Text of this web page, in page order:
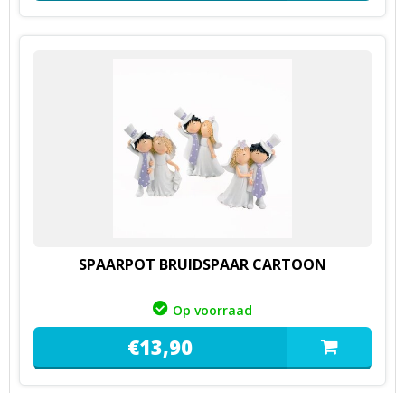
SPAARPOT BRUIDSPAAR CARTOON
Op voorraad
€13,90